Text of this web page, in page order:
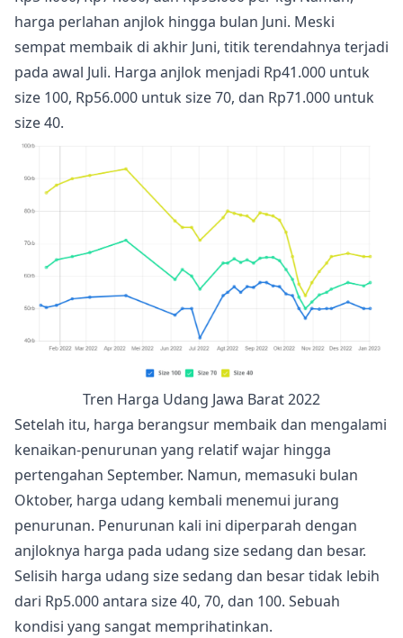
harga perlahan anjlok hingga bulan Juni. Meski
sempat membaik di akhir Juni, titik terendahnya terjadi
pada awal Juli. Harga anjlok menjadi Rp41.000 untuk
size 100, Rp56.000 untuk size 70, dan Rp71.000 untuk
size 40.
Tren Harga Udang Jawa Barat 2022
Setelah itu, harga berangsur membaik dan mengalami
kenaikan-penurunan yang relatif wajar hingga
pertengahan September. Namun, memasuki bulan
Oktober, harga udang kembali menemui jurang
penurunan. Penurunan kali ini diperparah dengan
anjloknya harga pada udang size sedang dan besar.
Selisih harga udang size sedang dan besar tidak lebih
dari Rp5.000 antara size 40, 70, dan 100. Sebuah
kondisi yang sangat memprihatinkan.